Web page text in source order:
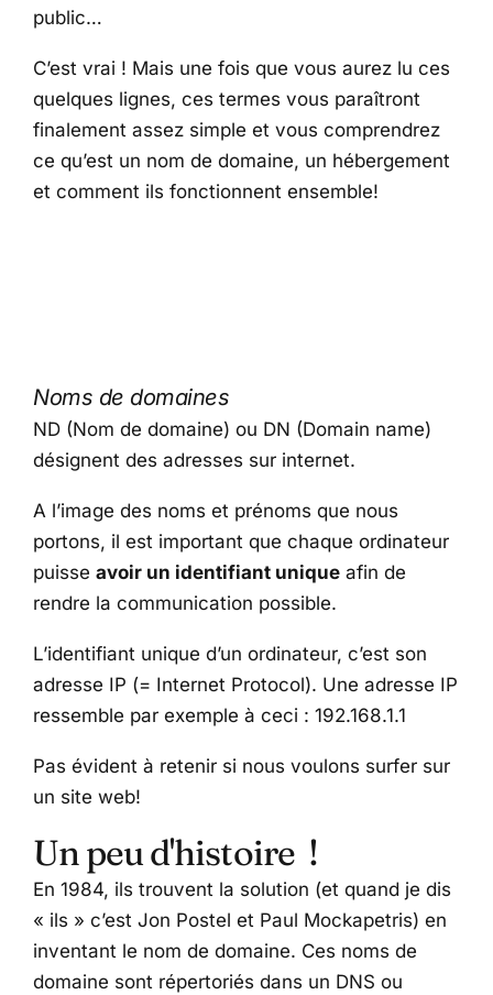
public…
C’est vrai ! Mais une fois que vous aurez lu ces
quelques lignes, ces termes vous paraîtront
finalement assez simple et vous comprendrez
ce qu’est un nom de domaine, un hébergement
et comment ils fonctionnent ensemble!
Noms de domaines
ND (Nom de domaine) ou DN (Domain name)
désignent des adresses sur internet.
A l’image des noms et prénoms que nous
portons, il est important que chaque ordinateur
puisse avoir un identifiant unique afin de
rendre la communication possible.
L’identifiant unique d’un ordinateur, c’est son
adresse IP (= Internet Protocol). Une adresse IP
ressemble par exemple à ceci : 192.168.1.1
Pas évident à retenir si nous voulons surfer sur
un site web!
Un peu d'histoire !
En 1984, ils trouvent la solution (et quand je dis
« ils » c’est Jon Postel et Paul Mockapetris) en
inventant le nom de domaine. Ces noms de
domaine sont répertoriés dans un DNS ou